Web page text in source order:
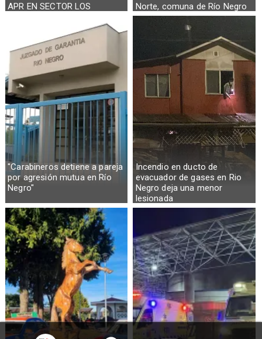
APR EN SECTOR LOS
Norte, comuna de Río Negro
"Carabineros detiene a pareja
por agresión mutua en Río
Negro"
Incendio en ducto de
evacuador de gases en Rio
Negro deja una menor
lesionada